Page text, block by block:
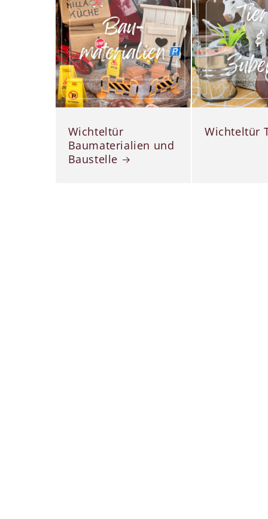
Wichteltür
Baumaterialien und
Baustelle
Wichteltür